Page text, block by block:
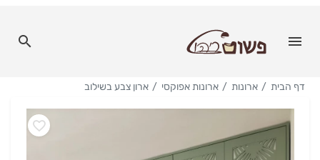
דף הבית ארונות ארונות אפוקסי ארון צבע בשילוב